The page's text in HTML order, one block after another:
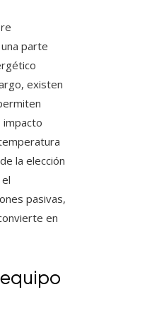
parte
existen
impacto
la elección
pasivas,
en